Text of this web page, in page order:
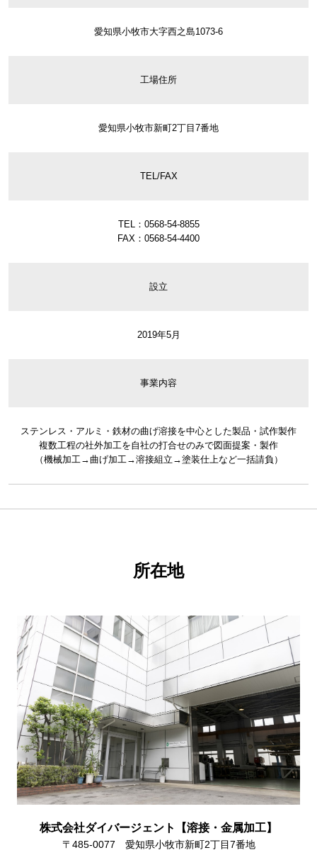
愛知県小牧市大字西之島1073-6
工場住所
愛知県小牧市新町2丁目7番地
TEL/FAX
TEL：0568-54-8855
FAX：0568-54-4400
設立
2019年5月
事業内容
ステンレス・アルミ・鉄材の曲げ溶接を中心とした製品・試作製作
複数工程の社外加工を自社の打合せのみで図面提案・製作
（機械加工→曲げ加工→溶接組立→塗装仕上など一括請負）
所在地
株式会社ダイバージェント【溶接・金属加工】
〒485-0077 愛知県小牧市新町2丁目7番地